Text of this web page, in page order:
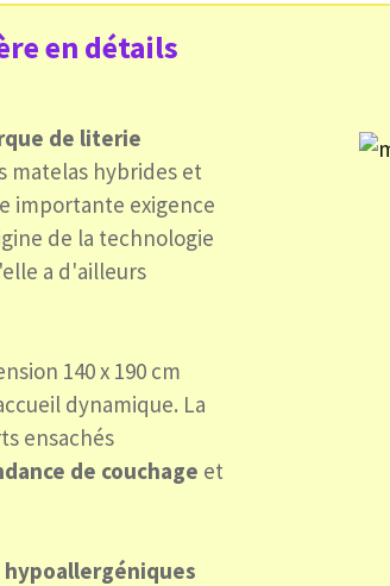
en détails
de literie
matelas hybrides et
importante exigence
de la technologie
a d'ailleurs
140 x 190 cm
dynamique. La
ensachés
de couchage et